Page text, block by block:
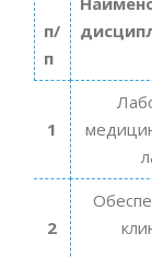
п/
п
1
2